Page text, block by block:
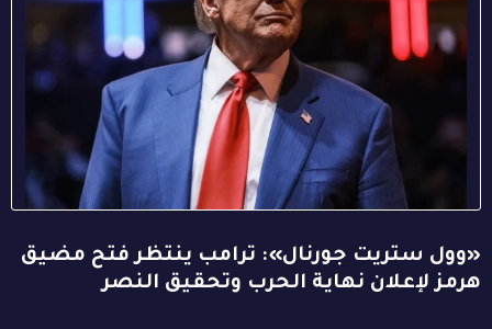
«وول ستريت جورنال»: ترامب ينتظر فتح مضيق
هرمز لإعلان نهاية الحرب وتحقيق النصر